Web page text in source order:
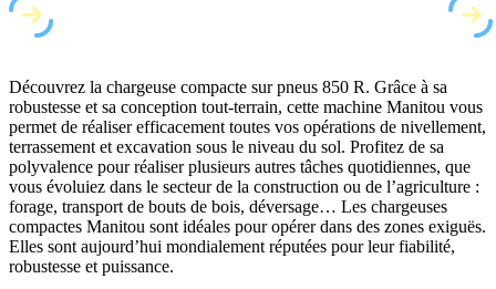
Découvrez la chargeuse compacte sur pneus 850 R. Grâce à sa
robustesse et sa conception tout-terrain, cette machine Manitou vous
permet de réaliser efficacement toutes vos opérations de nivellement,
terrassement et excavation sous le niveau du sol. Profitez de sa
polyvalence pour réaliser plusieurs autres tâches quotidiennes, que
vous évoluiez dans le secteur de la construction ou de l’agriculture :
forage, transport de bouts de bois, déversage… Les chargeuses
compactes Manitou sont idéales pour opérer dans des zones exiguës.
Elles sont aujourd’hui mondialement réputées pour leur fiabilité,
robustesse et puissance.